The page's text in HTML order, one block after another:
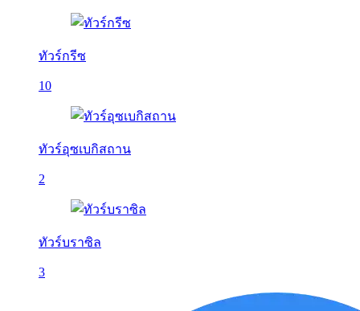
ทัวร์กรีซ
10
ทัวร์อุซเบกิสถาน
2
ทัวร์บราซิล
3